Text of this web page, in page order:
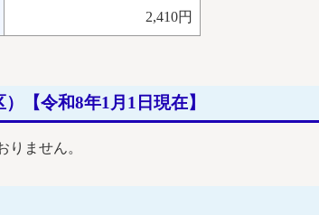
2,410円
【令和8年1月1日現在】
りません。